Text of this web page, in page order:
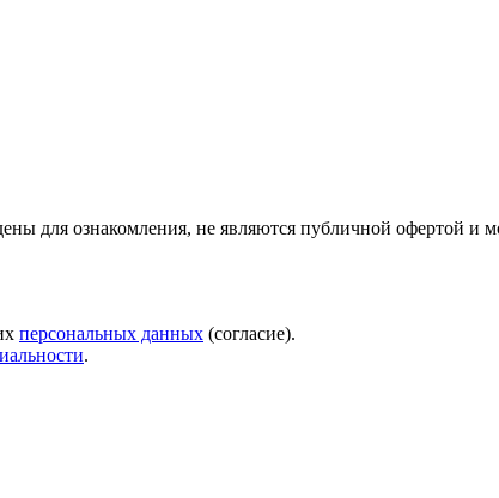
для ознакомления, не являются публичной офертой и
персональных данных (согласие).
.